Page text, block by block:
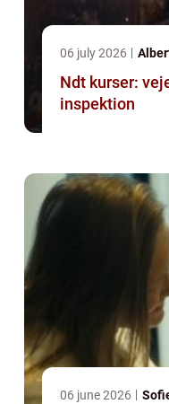
06 july 2026
Ndt kurser:
inspektion
06 june 2026